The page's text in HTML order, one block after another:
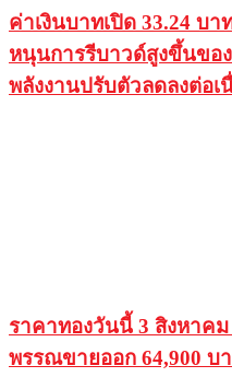
ค่าเงินบาทเปิด 33.24 บ
หนุนการรีบาวด์สูงขึ้นขอ
พลังงานปรับตัวลดลงต่อเ
ราคาทองวันนี้ 3 สิงหาคม
พรรณขายออก 64,900 บ